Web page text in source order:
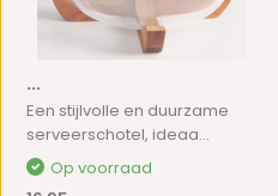
...
Een stijlvolle en duurzame
serveerschotel, ideaa...
Op voorraad